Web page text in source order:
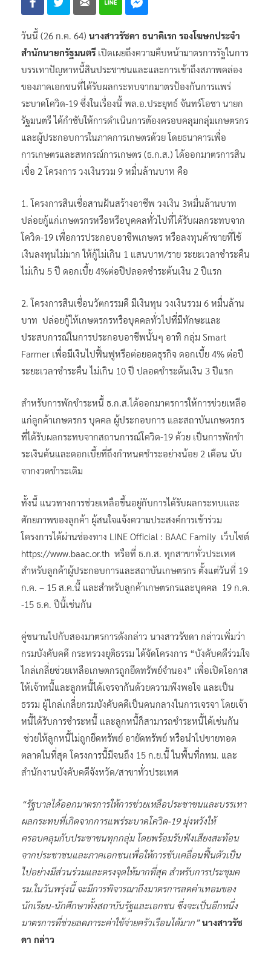
วันนี้ (26 ก.ค. 64) นางสาวรัชดา ธนาดิเรก รองโฆษกประจำ
สำนักนายกรัฐมนตรี เปิดเผยถึงความคืบหน้ามาตรการรัฐในการ
บรรเทาปัญหาหนี้สินประชาชนและและการเข้าถึงสภาพคล่อง
ของภาคเอกชนที่ได้รับผลกระทบจากมาตรป้องกันการแพร่
ระบาดโควิด-19 ซึ่งในเรื่องนี้ พล.อ.ประยุทธ์ จันทร์โอชา นายก
รัฐมนตรี ได้กำชับให้การดำเนินการต้องครอบคลุมกลุ่มเกษตรกร
และผู้ประกอบการในภาคการเกษตรด้วย โดยธนาคารเพื่อ
การเกษตรและสหกรณ์การเกษตร (ธ.ก.ส.) ได้ออกมาตรการสิน
เชื่อ 2 โครงการ วงเงินรวม 9 หมื่นล้านบาท คือ
1. โครงการสินเชื่อสานฝันสร้างอาชีพ วงเงิน 3หมื่นล้านบาท
ปล่อยกู้แก่เกษตรกรหรือหรือบุคคลทั่วไปที่ได้รับผลกระทบจาก
โควิด-19 เพื่อการประกอบอาชีพเกษตร หรือลงทุนค้าขายที่ใช้
เงินลงทุนไม่มาก ให้กู้ไม่เกิน 1 แสนบาท/ราย ระยะเวลาชำระคืน
ไม่เกิน 5 ปี ดอกเบี้ย 4%ต่อปีปลอดชำระต้นเงิน 2 ปีแรก
2. โครงการสินเชื่อนวัตกรรมดี มีเงินทุน วงเงินรวม 6 หมื่นล้าน
บาท ปล่อยกู้ให้เกษตรกรหรือบุคคลทั่วไปที่มีทักษะและ
ประสบการณ์ในการประกอบอาชีพนั้นๆ อาทิ กลุ่ม Smart
Farmer เพื่อมีเงินไปฟื้นฟูหรือต่อยอดธุรกิจ ดอกเบี้ย 4% ต่อปี
ระยะเวลาชำระคืน ไม่เกิน 10 ปี ปลอดชำระต้นเงิน 3 ปีแรก
สำหรับการพักชำระหนี้ ธ.ก.ส.ได้ออกมาตรการให้การช่วยเหลือ
แก่ลูกค้าเกษตรกร บุคคล ผู้ประกอบการ และสถาบันเกษตรกร
ที่ได้รับผลกระทบจากสถานการณ์โควิด-19 ด้วย เป็นการพักชํา
ระเงินต้นและดอกเบี้ยที่ถึงกําหนดชําระอย่างน้อย 2 เดือน นับ
จากงวดชําระเดิม
ทั้งนี้ แนวทางการช่วยเหลือขึ้นอยู่กับการได้รับผลกระทบและ
ศักยภาพของลูกค้า ผู้สนใจแจ้งความประสงค์การเข้าร่วม
โครงการได้ผ่านช่องทาง LINE Official : BAAC Family เว็บไซต์
https://www.baac.or.th หรือที่ ธ.ก.ส. ทุกสาขาทั่วประเทศ
สำหรับลูกค้าผู้ประกอบการและสถาบันเกษตรกร ตั้งแต่วันที่ 19
ก.ค. – 15 ส.ค.นี้ และสำหรับลูกค้าเกษตรกรและบุคคล 19 ก.ค.
-15 ธ.ค. ปีนี้เช่นกัน
คู่ขนานไปกับสองมาตรการดังกล่าว นางสาวรัชดา กล่าวเพิ่มว่า
กรมบังคับคดี กระทรวงยุติธรรม ได้จัดโครงการ “บังคับคดีร่วมใจ
ไกล่เกลี่ยช่วยเหลือเกษตกรถูกยึดทรัพย์จำนอง” เพื่อเปิดโอกาส
ให้เจ้าหนี้และลูกหนี้ได้เจรจากันด้วยความพึงพอใจ และเป็น
ธรรม ผู้ไกล่เกลี่ยกรมบังคับคดีเป็นคนกลางในการเจรจา โดยเจ้า
หนี้ได้รับการชำระหนี้ และลูกหนี้ก็สามารถชำระหนี้ได้เช่นกัน
ช่วยให้ลูกหนี้ไม่ถูกยึดทรัพย์ อายัดทรัพย์ หรือนำไปขายทอด
ตลาดในที่สุด โครงการนี้มีจนถึง 15 ก.ย.นี้ ในพื้นที่กทม. และ
สำนักงานบังคับคดีจังหวัด/สาขาทั่วประเทศ
“รัฐบาลได้ออกมาตรการให้การช่วยเหลือประชาชนและบรรเทา
ผลกระทบที่เกิดจากการแพร่ระบาดโควิด-19 มุ่งหวังให้
ครอบคลุมกับประชาชนทุกกลุ่ม โดยพร้อมรับฟังเสียงสะท้อน
จากประชาชนและภาคเอกชนเพื่อให้การขับเคลื่อนฟื้นตัวเป็น
ไปอย่างมีส่วนร่วมและตรงจุดให้มากที่สุด สำหรับการประชุมค
รม.ในวันพรุ่งนี้ จะมีการพิจารณาถึงมาตรการลดค่าเทอมของ
นักเรียน-นักศึกษาทั้งสถาบันรัฐและเอกชน ซึ่งจะเป็นอีกหนึ่ง
มาตรการที่ช่วยลดภาระค่าใช้จ่ายครัวเรือนได้มาก” นางสาวรัช
ดา กล่าว